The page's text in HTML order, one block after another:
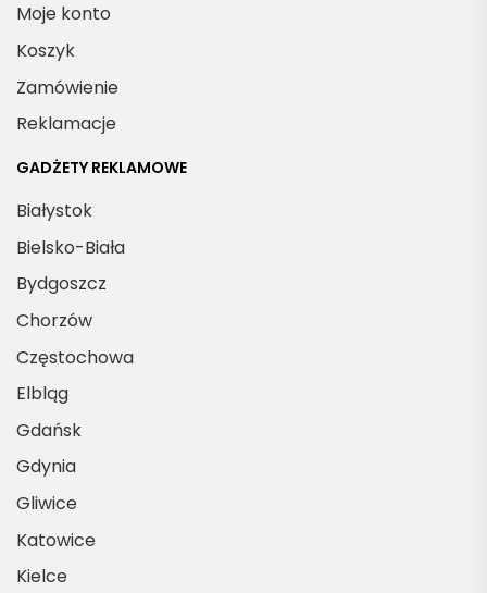
Moje konto
Koszyk
Zamówienie
Reklamacje
GADŻETY REKLAMOWE
Białystok
Bielsko-Biała
Bydgoszcz
Chorzów
Częstochowa
Elbląg
Gdańsk
Gdynia
Gliwice
Katowice
Kielce